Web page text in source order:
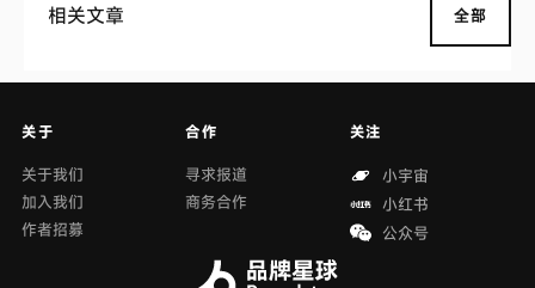
相关文章 全部
关于
关于我们
加入我们
作者招募
合作
寻求报道
商务合作
关注
小宇宙
小红书
公众号